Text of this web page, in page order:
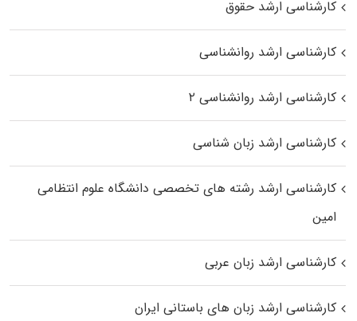
کارشناسی ارشد حقوق
کارشناسی ارشد روانشناسی
کارشناسی ارشد روانشناسی ۲
کارشناسی ارشد زبان شناسی
کارشناسی ارشد رﺷﺘﻪ ﻫﺎی تخصصی داﻧﺸﮕﺎه ﻋﻠﻮم انتظامی
اﻣﻴﻦ
کارشناسی ارشد زبان عربی
کارشناسی ارشد زبان‌ های باستانی ایران